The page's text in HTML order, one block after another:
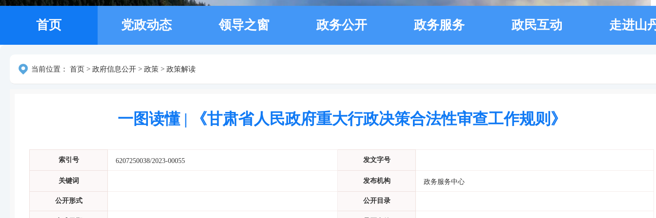
首页 党政动态 领导之窗 政务公开 政务服务 政民互动 走进山
当前位置： 首页 > 政府信息公开 > 政策 > 政策解读
一图读懂 | 《甘肃省人民政府重大行政决策合法性审查工作规则》
索引号 6207250038/2023-00055 发文字号
关键词 发布机构 政务服务中心
公开形式 公开目录